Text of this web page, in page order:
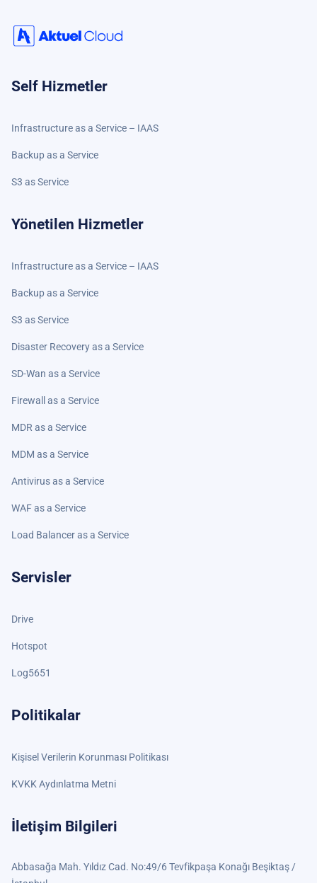
Self Hizmetler
Infrastructure as a Service – IAAS
Backup as a Service
S3 as Service
Yönetilen Hizmetler
Infrastructure as a Service – IAAS
Backup as a Service
S3 as Service
Disaster Recovery as a Service
SD-Wan as a Service
Firewall as a Service
MDR as a Service
MDM as a Service
Antivirus as a Service
WAF as a Service
Load Balancer as a Service
Servisler
Drive
Hotspot
Log5651
Politikalar
Kişisel Verilerin Korunması Politikası
KVKK Aydınlatma Metni
İletişim Bilgileri
Abbasağa Mah. Yıldız Cad. No:49/6 Tevfikpaşa Konağı Beşiktaş /